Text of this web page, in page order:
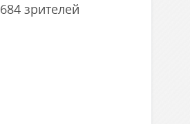
684 зрителей